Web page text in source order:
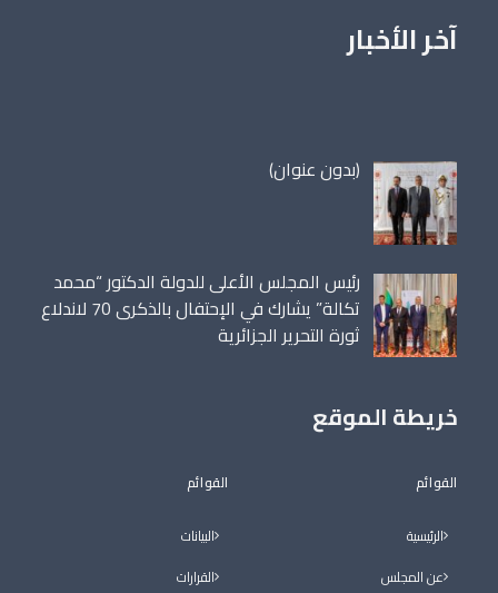
آخر الأخبار
(بدون عنوان)مقالة
رئيس المجلس الأعلى للدولة الدكتور “محمد
تكالة” يشارك في الإحتفال بالذكرى 70 لاندلاع
ثورة التحرير الجزائرية
خريطة الموقع
القوائم
الرئيسية
عن المجلس
القوائم
البيانات
القرارات